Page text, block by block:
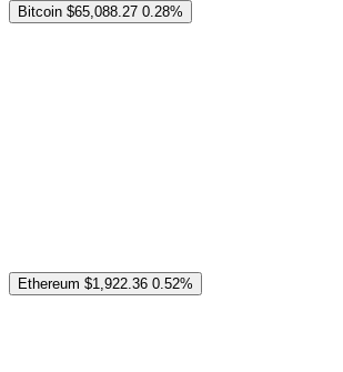
Bitcoin $65,088.27 0.28%
Ethereum $1,922.36 0.52%